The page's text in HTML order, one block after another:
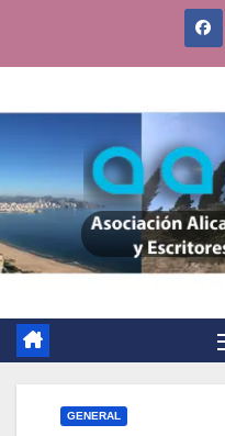
GENERAL